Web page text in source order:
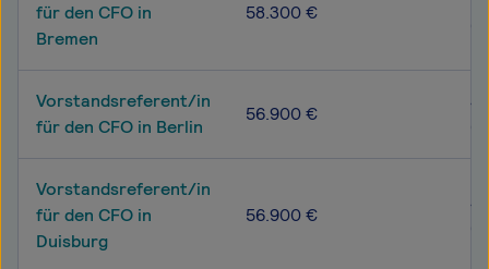
für den CFO in
Bremen
58.300 €
Vorstandsreferent/in
für den CFO in Berlin
56.900 €
Vorstandsreferent/in
für den CFO in
Duisburg
56.900 €